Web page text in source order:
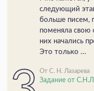
следующий
больше писем,
поменяла свою
них начались
Это только ...
От С. Н. Лазарева
Задание от